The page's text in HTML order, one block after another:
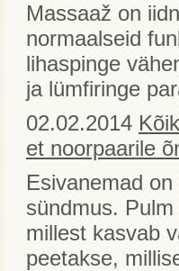
Massaaž on
normaalseid
lihaspinge
ja lümfiringe
02.02.2014
et noorpaarile
Esivanemad
sündmus.
millest kasvab
peetakse,